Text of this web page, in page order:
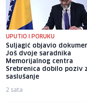
UPUTIO I PORUKU
Suljagić objavio
Još dvoje saradnika
Memorijalnog centra
Srebrenica dobilo poziv
saslušanje
2 sata